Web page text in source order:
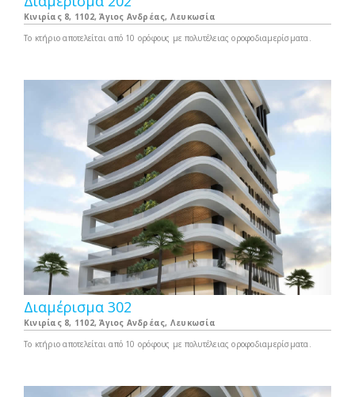
Κινιρίας 8, 1102, Άγιος Ανδρέας, Λευκωσία
Το κτήριο αποτελείται από 10 ορόφους με πολυτέλειας οροφοδιαμερίσματα.
Διαμέρισμα 302
Κινιρίας 8, 1102, Άγιος Ανδρέας, Λευκωσία
Το κτήριο αποτελείται από 10 ορόφους με πολυτέλειας οροφοδιαμερίσματα.